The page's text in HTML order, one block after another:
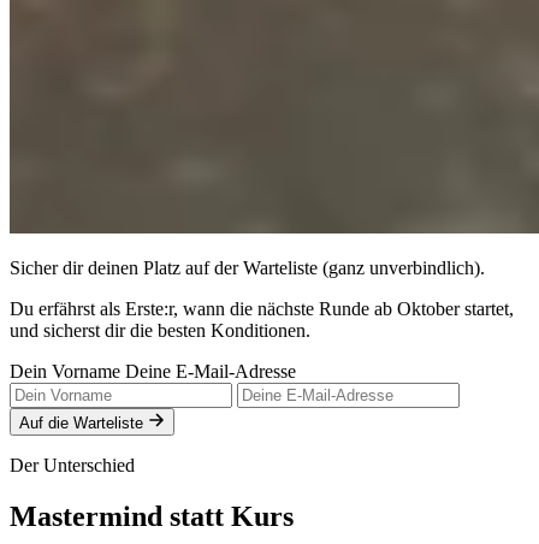
Sicher dir deinen Platz auf der Warteliste (ganz unverbindlich).
Du erfährst als Erste:r, wann die nächste Runde ab Oktober startet,
und sicherst dir die besten Konditionen.
Dein Vorname Deine E-Mail-Adresse
Auf die Warteliste
Der Unterschied
Mastermind statt Kurs